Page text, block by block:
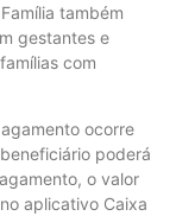
também
gestantes e
com
ocorre
poderá
o valor
aplicativo Caixa